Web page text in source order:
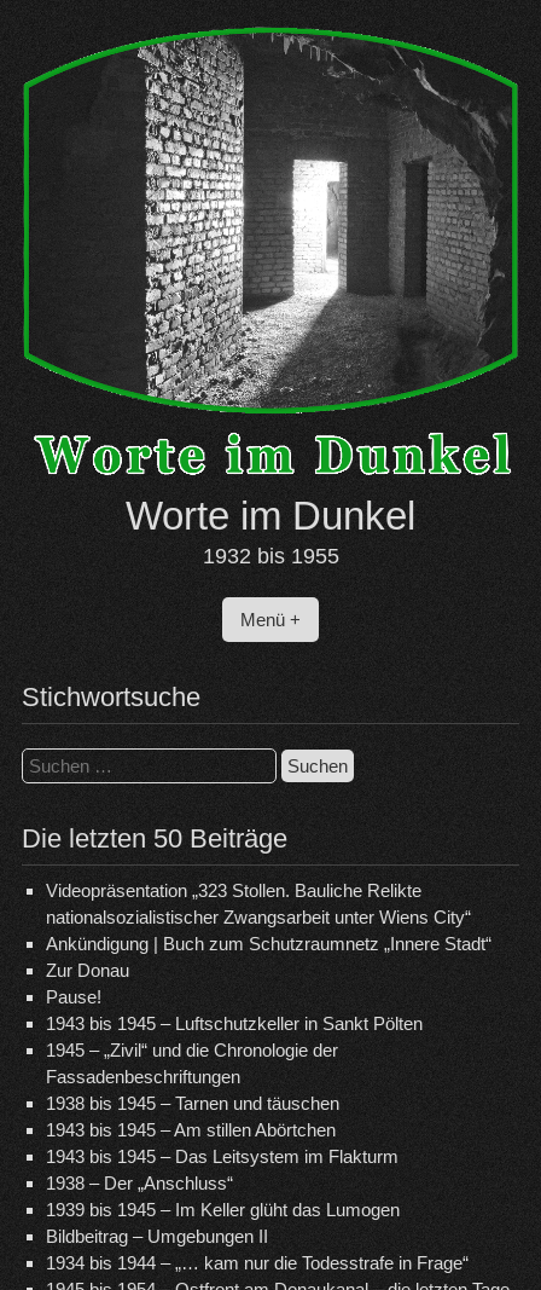
content
Worte im Dunkel
1932 bis 1955
Menü +
Stichwortsuche
Suchen
nach:
Die letzten 50 Beiträge
Videopräsentation „323 Stollen. Bauliche Relikte
nationalsozialistischer Zwangsarbeit unter Wiens City“
Ankündigung | Buch zum Schutzraumnetz „Innere Stadt“
Zur Donau
Pause!
1943 bis 1945 – Luftschutzkeller in Sankt Pölten
1945 – „Zivil“ und die Chronologie der
Fassadenbeschriftungen
1938 bis 1945 – Tarnen und täuschen
1943 bis 1945 – Am stillen Abörtchen
1943 bis 1945 – Das Leitsystem im Flakturm
1938 – Der „Anschluss“
1939 bis 1945 – Im Keller glüht das Lumogen
Bildbeitrag – Umgebungen II
1934 bis 1944 – „… kam nur die Todesstrafe in Frage“